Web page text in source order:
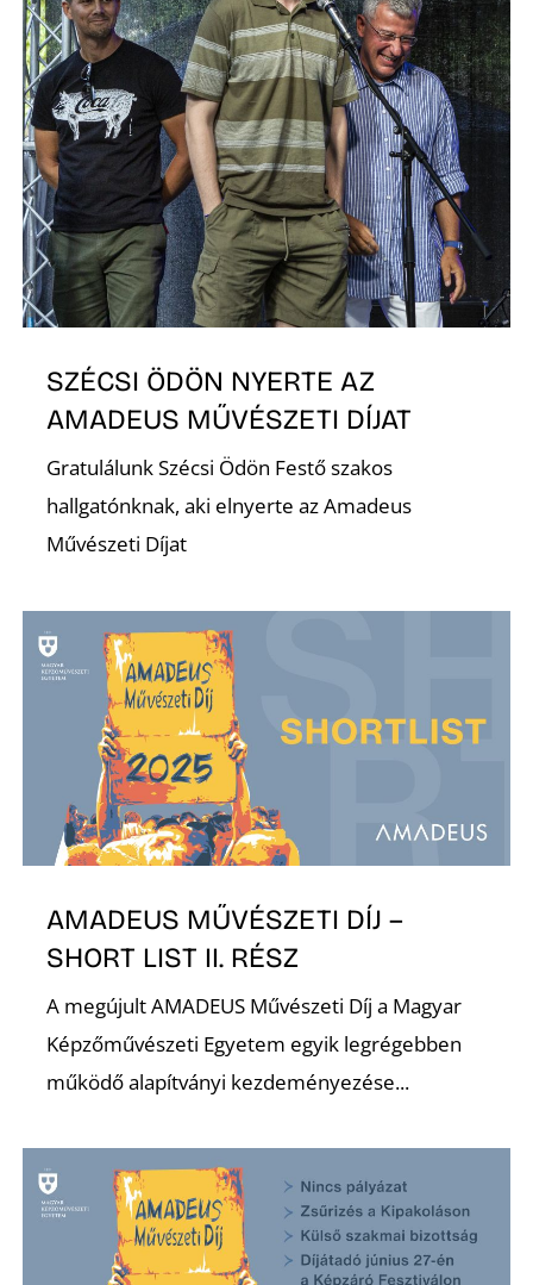
SZÉCSI ÖDÖN NYERTE AZ
AMADEUS MŰVÉSZETI DÍJAT
Gratulálunk Szécsi Ödön Festő szakos
hallgatónknak, aki elnyerte az Amadeus
Művészeti Díjat
AMADEUS MŰVÉSZETI DÍJ –
SHORT LIST II. RÉSZ
A megújult AMADEUS Művészeti Díj a Magyar
Képzőművészeti Egyetem egyik legrégebben
működő alapítványi kezdeményezése...